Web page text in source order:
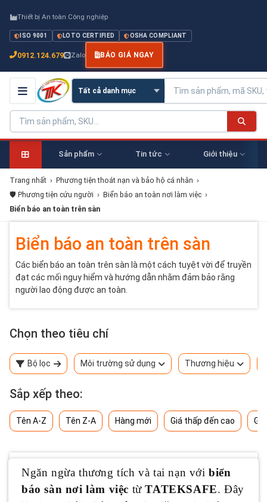
Thiết bị An toàn Công nghiệp
ISO 9001 LOTO CERTIFIED OSHA COMPLIANT
0912.124.679 Zalo BÁO GIÁ NGAY
Sản phẩm Tin tức Giới thiệu
Trang nhất › Phương tiện thoát nạn và bảo hộ cá nhân ›
🛡️ Phương tiện cứu người › Biển báo an toàn nơi làm việc ›
Biển báo an toàn trên sàn
Biển báo an toàn trên sàn
Các biển báo an toàn trên sàn là một cách tuyệt vời để truyền
đạt các mối nguy hiểm và hướng dẫn nhằm đảm bảo rằng
người lao động được an toàn.
Chọn theo tiêu chí
Bộ lọc Môi trường sử dụng Thương hiệu
Sắp xếp theo:
Tên A-Z Tên Z-A Hàng mới Giá thấp đến cao
Ngăn ngừa thương tích và tai nạn vớibiển
báo sàn nơi làm việc từTATEKSAFE. Đây